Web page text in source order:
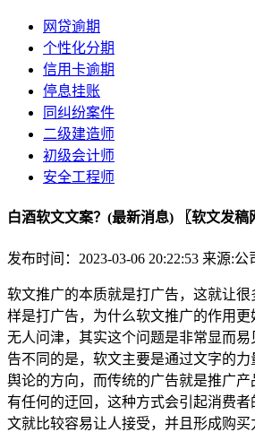
网贷逾期
个性化分期
信用卡逾期
停息挂账
同纠纷案件
二级建造师
初级会计师
安全工程师
白酒软文文案？(最新消息) 〖软文发稿
发布时间：2023-03-06 20:22:53 来源:公
软文推广的本质就是打广告，这就让很
样是打广告，为什么软文推广的作用
无人问津，其实这个问题是非常显而
告不同的是，软文主要是通过文字的力
舆论的方向，而传统的广告就是推广
有任何的迂回，这种方式会引起消费
文就比较容易让人接受，并且形成购